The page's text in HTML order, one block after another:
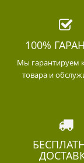
100%
Мы гарантируем
товара и